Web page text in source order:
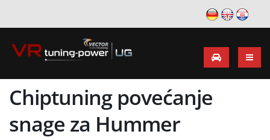
Chiptuning povećanje
snage za Hummer